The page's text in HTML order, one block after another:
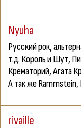
Nyuha
Русский рок,
т.д. Король и Шут,
Крематорий, Агата
А так же Rammstein,
rivaille